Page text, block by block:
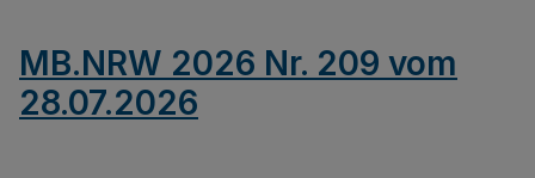
MB.NRW 2026 Nr. 209 vom
28.07.2026